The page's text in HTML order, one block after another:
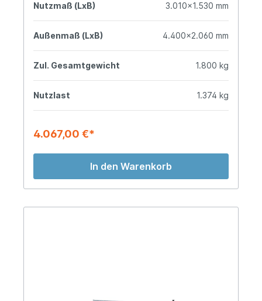
Nutzmaß (LxB) 3.010x1.530 mm
Außenmaß (LxB) 4.400x2.060 mm
Zul. Gesamtgewicht 1.800 kg
Nutzlast 1.374 kg
4.067,00 €*
In den Warenkorb